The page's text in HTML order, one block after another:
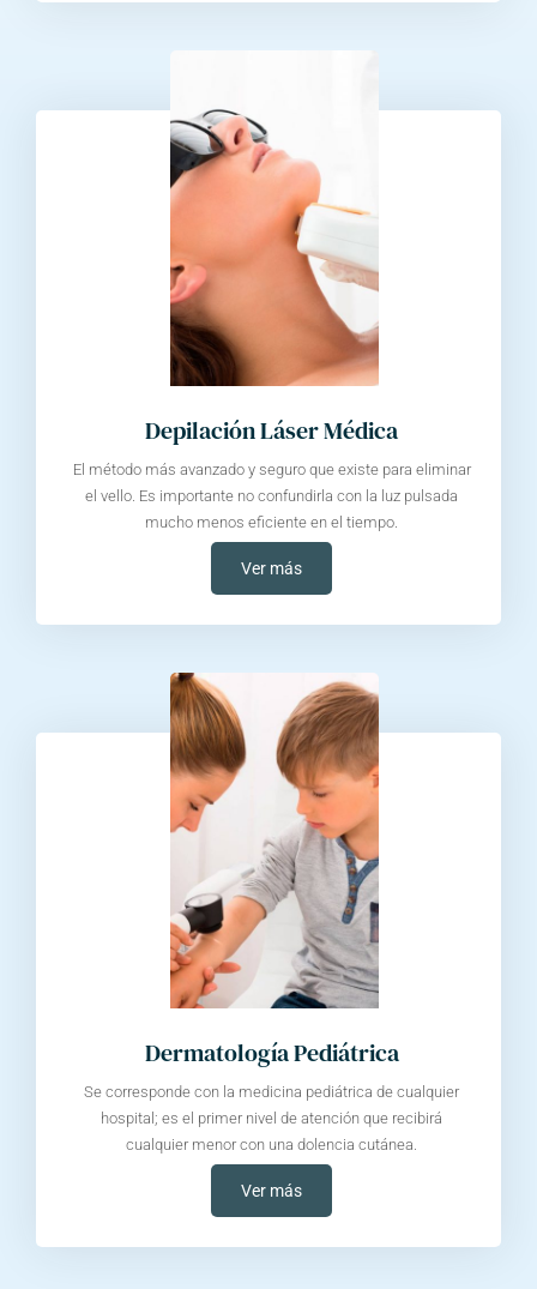
Depilación Láser Médica
El método más avanzado y seguro que existe para eliminar
el vello. Es importante no confundirla con la luz pulsada
mucho menos eficiente en el tiempo.
Ver más
Dermatología Pediátrica
Se corresponde con la medicina pediátrica de cualquier
hospital; es el primer nivel de atención que recibirá
cualquier menor con una dolencia cutánea.
Ver más